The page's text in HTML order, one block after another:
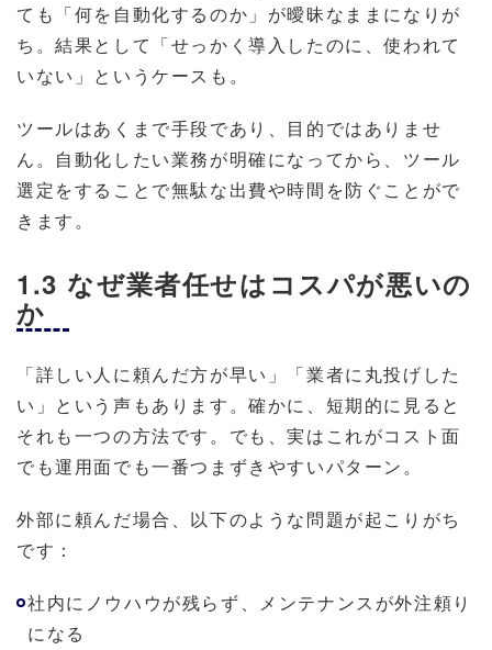
ても「何を自動化するのか」が曖昧なままになりが
ち。結果として「せっかく導入したのに、使われて
いない」というケースも。
ツールはあくまで手段であり、目的ではありませ
ん。自動化したい業務が明確になってから、ツール
選定をすることで無駄な出費や時間を防ぐことがで
きます。
1.3 なぜ業者任せはコスパが悪いの
か
「詳しい人に頼んだ方が早い」「業者に丸投げした
い」という声もあります。確かに、短期的に見ると
それも一つの方法です。でも、実はこれがコスト面
でも運用面でも一番つまずきやすいパターン。
外部に頼んだ場合、以下のような問題が起こりがち
です：
社内にノウハウが残らず、メンテナンスが外注頼り
になる